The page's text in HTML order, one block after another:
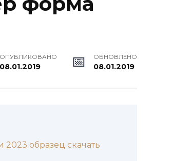
ОПУБЛИКОВАНО
08.01.2019
ОБНОВЛЕНО
08.01.2019
образец скачать